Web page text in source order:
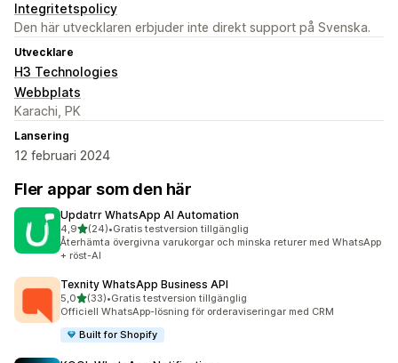
Integritetspolicy
Den här utvecklaren erbjuder inte direkt support på Svenska.
Utvecklare
H3 Technologies
Webbplats
Karachi, PK
Lansering
12 februari 2024
Fler appar som den här
Updatrr WhatsApp AI Automation
4,9av 5 stjärnor
(24)
24 recensioner totalt
•Gratis testversion tillgänglig
Återhämta övergivna varukorgar och minska returer med WhatsApp
+ röst-AI
Texnity WhatsApp Business API
5,0av 5 stjärnor
(33)
33 recensioner totalt
•Gratis testversion tillgänglig
Officiell WhatsApp-lösning för orderaviseringar med CRM
Built for Shopify